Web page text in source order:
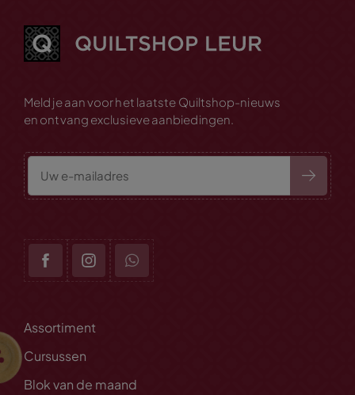
Meld je aan voor het laatste Quiltshop-nieuws
en ontvang exclusieve aanbiedingen.
Assortiment
Cursussen
Blok van de maand